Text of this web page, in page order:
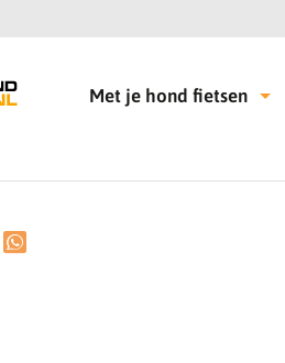
Met je hond fietsen